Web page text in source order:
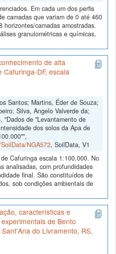
Em cada um dos perfis
camadas que variam de 0 até 460
camadas amostradas.
granulométricas e químicas,
de alta
DF, escala
Santos; Martins, Éder de Souza;
Silva, Angelo Valverde da;
"Dados de "Levantamento de
dos solos da Apa de
NGA572, SoilData, V1
Cafuringa escala 1:100.000. No
analisadas, com profundidades
final. São constituídos de
sob condições ambientais de
características e
de Bento
do Livramento, RS,